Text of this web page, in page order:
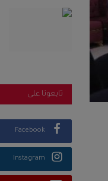
تابعونا على
Facebook
Instagram